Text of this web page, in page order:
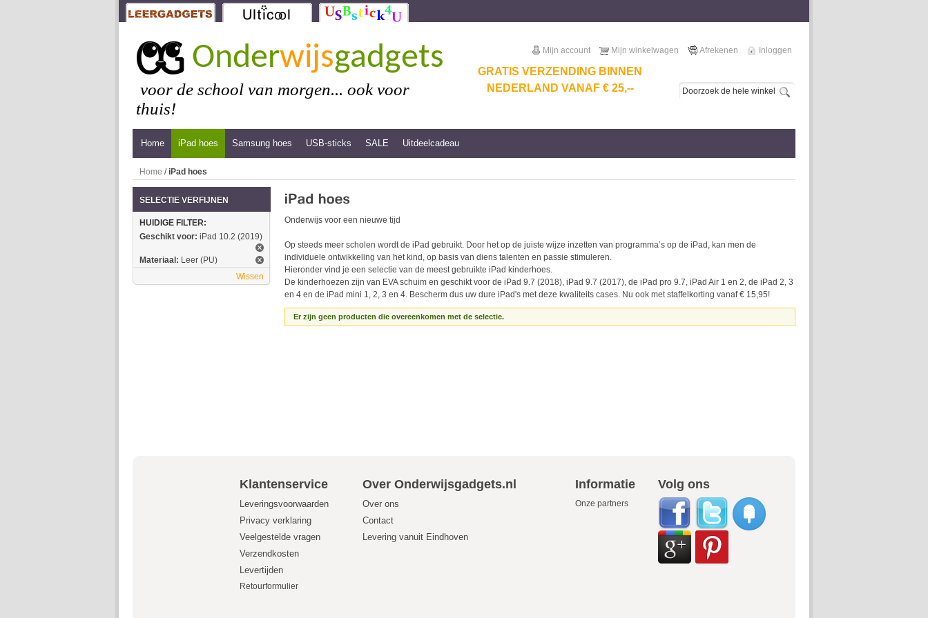
Onderwijsgadgets
voor de school van morgen... ook voor
thuis!
GRATIS VERZENDING BINNEN
NEDERLAND VANAF € 25,--
Mijn account Mijn winkelwagen Afrekenen Inloggen
Home iPad hoes Samsung hoes USB-sticks SALE Uitdeelcadeau
Home /iPad hoes
Onderwijs voor een nieuwe tijd
Op steeds meer scholen wordt de iPad gebruikt. Door het op de juiste wijze inzetten van programma’s op de iPad, kan men de
individuele ontwikkeling van het kind, op basis van diens talenten en passie stimuleren.
Hieronder vind je een selectie van de meest gebruikte iPad kinderhoes.
De kinderhoezen zijn van EVA schuim en geschikt voor de iPad 9.7 (2018), iPad 9.7 (2017), de iPad pro 9.7, iPad Air 1 en 2, de iPad 2, 3
en 4 en de iPad mini 1, 2, 3 en 4. Bescherm dus uw dure iPad's met deze kwaliteits cases. Nu ook met staffelkorting vanaf € 15,95!
Er zijn geen producten die overeenkomen met de selectie.
SELECTIE VERFIJNEN
HUIDIGE FILTER:
Geschikt voor: iPad 10.2 (2019)
Materiaal: Leer (PU)
Wissen
Klantenservice Over Onderwijsgadgets.nl Informatie Volg ons
Leveringsvoorwaarden Over ons Onze partners
Privacy verklaring
Contact
Veelgestelde vragen
Levering vanuit Eindhoven
Verzendkosten
Levertijden
Retourformulier